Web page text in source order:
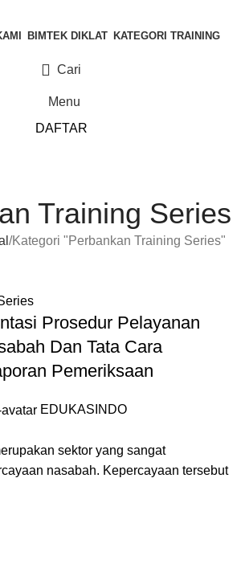
BIMTEK DIKLAT KATEGORI TRAINING
Cari
Menu
DAFTAR
Training Series
Kategori "Perbankan Training Series"
Prosedur Pelayanan
Dan Tata Cara
Pemeriksaan
EDUKASINDO
sektor yang sangat
nasabah. Kepercayaan tersebut